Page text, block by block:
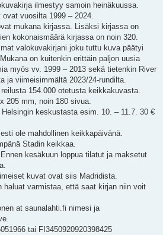
ilmestyy samoin heinäkuussa.
vuosilta 1999 – 2024.
mukana kirjassa. Lisäksi kirjassa on
kokonaismäärä kirjassa on noin 320.
valokuvakirjani joku tuttu kuva päätyi
on kuitenkin erittäin paljon uusia
myös vv. 1999 – 2013 sekä tietenkin River
ja viimeisimmältä 2023/24-rundilta.
154.000 otetusta keikkakuvasta.
205 mm, noin 180 sivua.
keskustasta esim. 10. – 11.7. 30 €
ole mahdollinen keikkapäivänä.
Stadin keikkaa.
kesäkuun loppua tilatut ja maksetut
kuvat ovat siis Madridista.
haluat varmistaa, että saat kirjan niin voit
at saunalahti.fi nimesi ja
tai FI3450920920398425